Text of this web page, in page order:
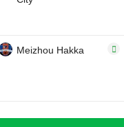
Meizhou Hakka